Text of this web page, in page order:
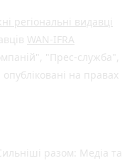
регіональні видавці
WAN-IFRA
"Прес-служба",
на правах
разом: Медіа та